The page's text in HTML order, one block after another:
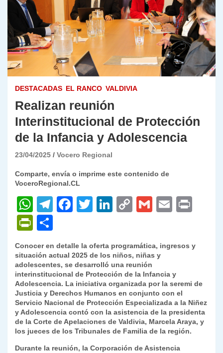
DESTACADAS EL RANCO VALDIVIA
Realizan reunión
Interinstitucional de Protección
de la Infancia y Adolescencia
23/04/2025 Vocero Regional
Comparte, envía o imprime este contenido de
VoceroRegional.CL
W
h
at
s
A
p
p
T
gr
a
m
F
e
b
o
o
k
T
er
Li
e
dI
n
C
y
Li
n
k
G
l
E
l
P
nt
Fr
ie
n
dl
y
o
m
p
ar
tir
Conocer en detalle la oferta programática, ingresos y
situación actual 2025 de los niños, niñas y
adolescentes, se desarrolló una reunión
interinstitucional de Protección de la Infancia y
Adolescencia. La iniciativa organizada por la seremi de
Justicia y Derechos Humanos en conjunto con el
Servicio Nacional de Protección Especializada a la Niñez
y Adolescencia contó con la asistencia de la presidenta
de la Corte de Apelaciones de Valdivia, Marcela Araya, y
los jueces de los Tribunales de Familia de la región.
Durante la reunión, la Corporación de Asistencia